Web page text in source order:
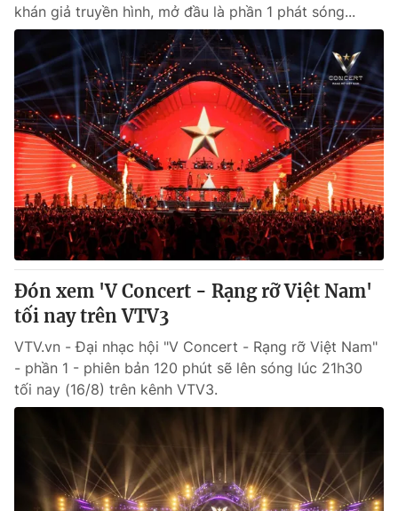
khán giả truyền hình, mở đầu là phần 1 phát sóng...
Đón xem 'V Concert - Rạng rỡ Việt Nam'
tối nay trên VTV3
VTV.vn - Đại nhạc hội "V Concert - Rạng rỡ Việt Nam"
- phần 1 - phiên bản 120 phút sẽ lên sóng lúc 21h30
tối nay (16/8) trên kênh VTV3.